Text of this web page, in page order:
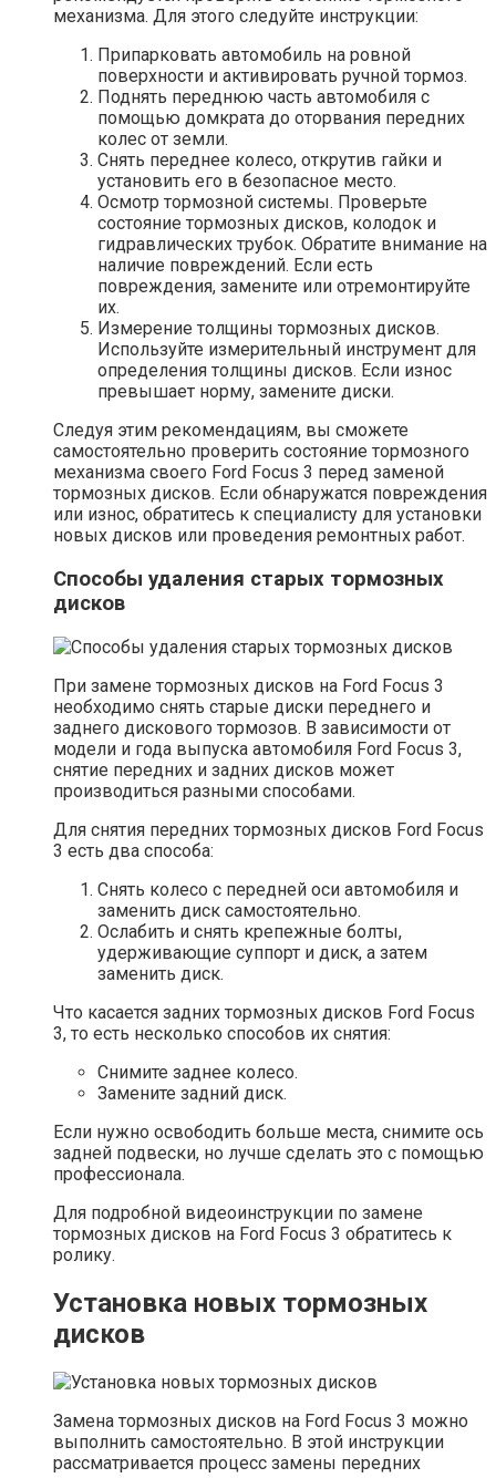
механизма. Для этого следуйте инструкции:
Припарковать автомобиль на ровной
поверхности и активировать ручной тормоз.
Поднять переднюю часть автомобиля с
помощью домкрата до оторвания передних
колес от земли.
Снять переднее колесо, открутив гайки и
установить его в безопасное место.
Осмотр тормозной системы. Проверьте
состояние тормозных дисков, колодок и
гидравлических трубок. Обратите внимание на
наличие повреждений. Если есть
повреждения, замените или отремонтируйте
их.
Измерение толщины тормозных дисков.
Используйте измерительный инструмент для
определения толщины дисков. Если износ
превышает норму, замените диски.
Следуя этим рекомендациям, вы сможете
самостоятельно проверить состояние тормозного
механизма своего Ford Focus 3 перед заменой
тормозных дисков. Если обнаружатся повреждения
или износ, обратитесь к специалисту для установки
новых дисков или проведения ремонтных работ.
Способы удаления старых тормозных
дисков
При замене тормозных дисков на Ford Focus 3
необходимо снять старые диски переднего и
заднего дискового тормозов. В зависимости от
модели и года выпуска автомобиля Ford Focus 3,
снятие передних и задних дисков может
производиться разными способами.
Для снятия передних тормозных дисков Ford Focus
3 есть два способа:
Снять колесо с передней оси автомобиля и
заменить диск самостоятельно.
Ослабить и снять крепежные болты,
удерживающие суппорт и диск, а затем
заменить диск.
Что касается задних тормозных дисков Ford Focus
3, то есть несколько способов их снятия:
Снимите заднее колесо.
Замените задний диск.
Если нужно освободить больше места, снимите ось
задней подвески, но лучше сделать это с помощью
профессионала.
Для подробной видеоинструкции по замене
тормозных дисков на Ford Focus 3 обратитесь к
ролику.
Установка новых тормозных
дисков
Замена тормозных дисков на Ford Focus 3 можно
выполнить самостоятельно. В этой инструкции
рассматривается процесс замены передних